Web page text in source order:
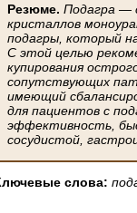
Резюме. Подагра —
кристаллов
подагры, который
С этой целью
купирования
сопутствующих
имеющий
для пациентов с
эффективность,
сосудистой,
слова: